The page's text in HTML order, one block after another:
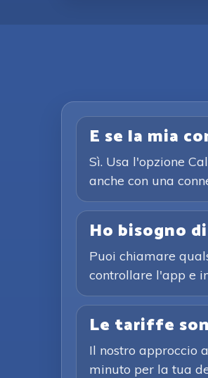
E se la mia
Sì. Usa l'opzione
anche con una
Ho bisogno
Puoi chiamare
controllare l'app e
Le tariffe
Il nostro approccio
minuto per la tua